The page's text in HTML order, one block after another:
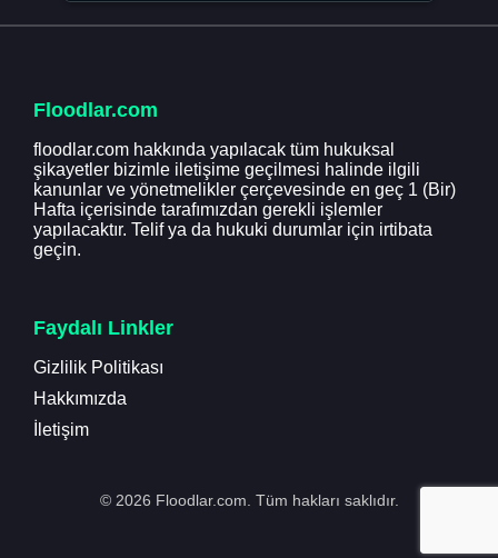
Floodlar.com
floodlar.com hakkında yapılacak tüm hukuksal
şikayetler bizimle iletişime geçilmesi halinde ilgili
kanunlar ve yönetmelikler çerçevesinde en geç 1 (Bir)
Hafta içerisinde tarafımızdan gerekli işlemler
yapılacaktır. Telif ya da hukuki durumlar için irtibata
geçin.
Faydalı Linkler
Gizlilik Politikası
Hakkımızda
İletişim
© 2026 Floodlar.com. Tüm hakları saklıdır.